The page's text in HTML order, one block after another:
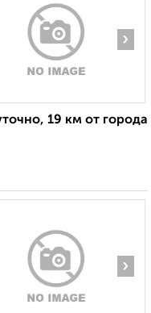
›
19 км от города
›